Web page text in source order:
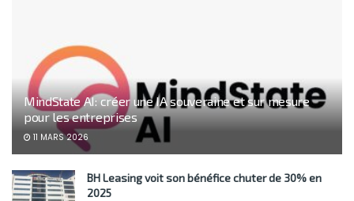
MindState AI: créer une IA souveraine et sur mesure
pour les entreprises
11 MARS 2026
BH Leasing voit son bénéfice chuter de 30% en
2025